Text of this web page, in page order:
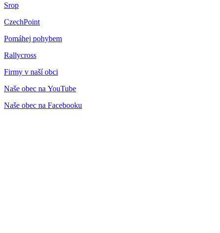
Srop
CzechPoint
Pomáhej pohybem
Rallycross
Firmy v naší obci
Naše obec na YouTube
Naše obec na Facebooku